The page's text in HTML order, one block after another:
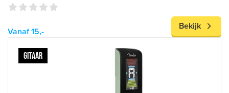
Vanaf 15,-
Bekijk
GITAAR